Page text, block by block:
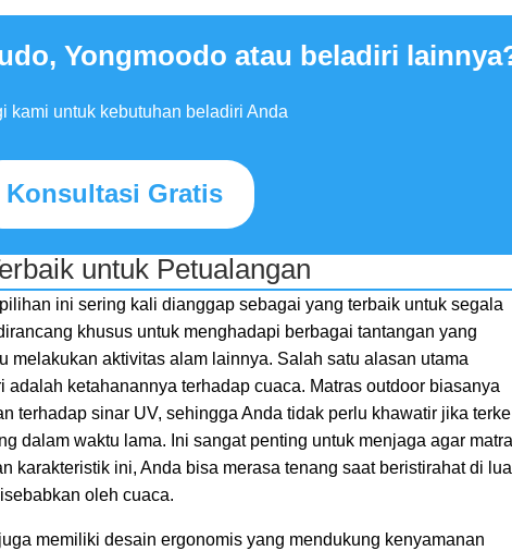
Yongmoodo atau beladiri
kami untuk kebutuhan beladiri Anda
Konsultasi Gratis
untuk Petualangan
ini sering kali dianggap sebagai yang terbaik untuk segala
khusus untuk menghadapi berbagai tantangan yang
melakukan aktivitas alam lainnya. Salah satu alasan utama
ketahanannya terhadap cuaca. Matras outdoor biasanya
terhadap sinar UV, sehingga Anda tidak perlu khawatir jika
dalam waktu lama. Ini sangat penting untuk menjaga agar
karakteristik ini, Anda bisa merasa tenang saat beristirahat di
oleh cuaca.
memiliki desain ergonomis yang mendukung kenyamanan